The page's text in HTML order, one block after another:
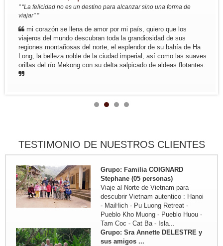
" "La felicidad no es un destino para alcanzar sino una forma de
viajar" "
mi corazón se llena de amor por mi país, quiero que los
viajeros del mundo descubran toda la grandiosidad de sus
regiones montañosas del norte, el esplendor de su bahía de Ha
Long, la belleza noble de la ciudad imperial, así como las suaves
orillas del río Mekong con su delta salpicado de aldeas flotantes.
TESTIMONIO DE NUESTROS CLIENTES
de lo commul en el norte de Vietnam
ThacBa - Thong Nguyen - Pueblo
Nam Dam - Meo...
Grupo: Familia MIKOLAJCZAK (07
personas de...
Trayecto en resumen: Saigon -
MyTho - VinhLong ( en casa de
Grupo: Familia de JADOUL (05
Kho Muong - Tam Coc - Vinh -
Grupo: Familia COIGNARD
Stephane (05 personas)
Viaje al Norte de Vietnam para
descubrir Vietnam autentico : Hanoi
- MaiHich - Pu Luong Retreat -
Pueblo Kho Muong - Pueblo Huou -
Tam Coc - Cat Ba - Isla...
Grupo: Sra Annette DELESTRE y
sus amigos ...